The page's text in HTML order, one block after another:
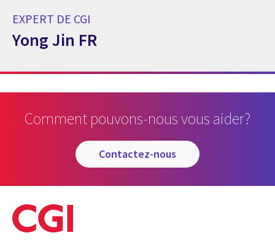
EXPERT DE CGI
Yong Jin FR
Comment pouvons-nous vous aider?
contactez-nous